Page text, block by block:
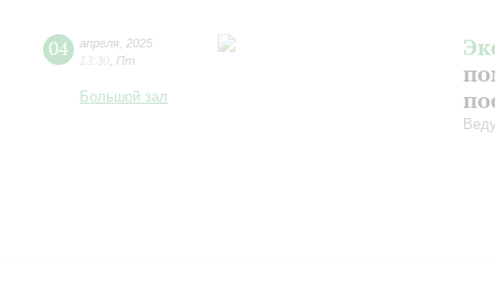
04 апреля 2025
13:30 Пт
Большой зал